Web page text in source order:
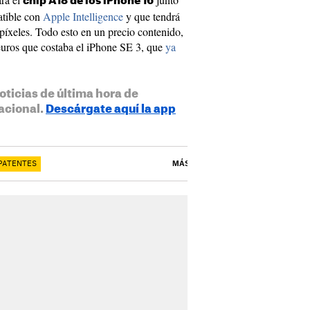
con Apple Intelligencey que tendrá
Todo esto en un precio contenido,
que costaba el iPhone SE 3, queya
de última hora de
Descárgate aquí la app
MÁS